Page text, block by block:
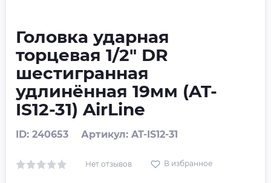
Головка ударная
торцевая 1/2" DR
шестигранная
удлинённая 19мм (AT-
IS12-31) AirLine
ID: 240653 Артикул: AT-IS12-31
Нет отзывов В избранное